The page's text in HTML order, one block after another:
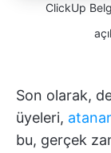
ClickUp
Son olarak,
üyeleri,
bu, gerçek